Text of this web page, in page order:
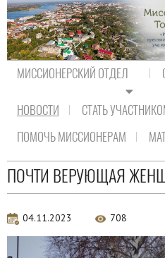
МИССИОНЕРСКИЙ ОТДЕЛ
НОВОСТИ
СТАТЬ
ПОМОЧЬ МИССИОНЕРАМ
Новости
ПОЧТИ ВЕРУЮЩАЯ
04.11.2023 708